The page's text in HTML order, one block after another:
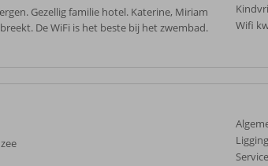
Gezellig familie hotel. Katerine, Miriam
De WiFi is het beste bij het zwembad.
Wifi
Ligging
Service